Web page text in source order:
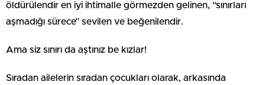
öldürülendir en iyi ihtimalle görmezden gelinen, “sınırları
aşmadığı sürece” sevilen ve beğenilendir.
Ama siz sınırı da aştınız be kızlar!
Sıradan ailelerin sıradan çocukları olarak, arkasında